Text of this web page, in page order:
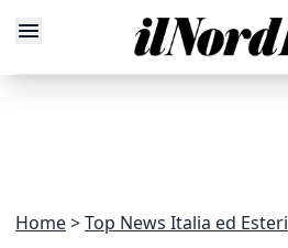
Home Top News Italia ed Esteri